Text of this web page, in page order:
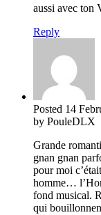
aussi avec ton
Reply
Posted 14
by PouleDLX
Grande
gnan gnan
pour moi
homme…
fond musical.
qui